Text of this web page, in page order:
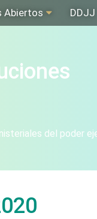
Abiertos DDJJ
del poder